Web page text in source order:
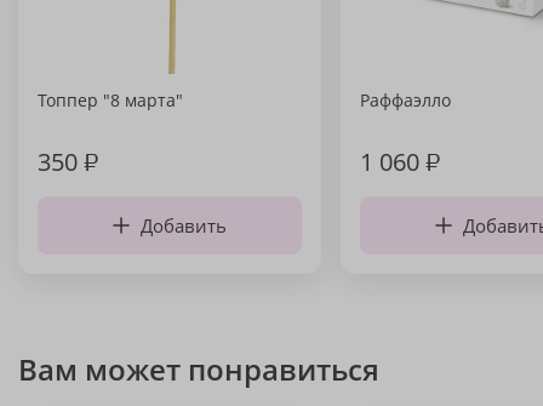
Топпер "8 марта"
350₽
Добавить
Раффаэлло
1 060₽
Вам может понравиться